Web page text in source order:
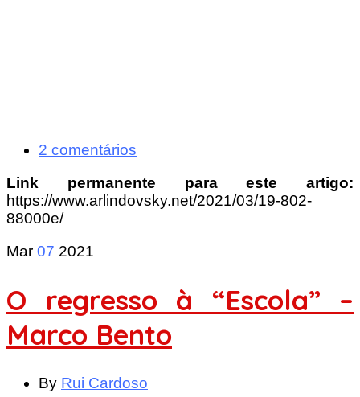
2 comentários
Link permanente para este artigo:
https://www.arlindovsky.net/2021/03/19-802-
88000e/
Mar 07 2021
O regresso à “Escola” –
Marco Bento
By Rui Cardoso